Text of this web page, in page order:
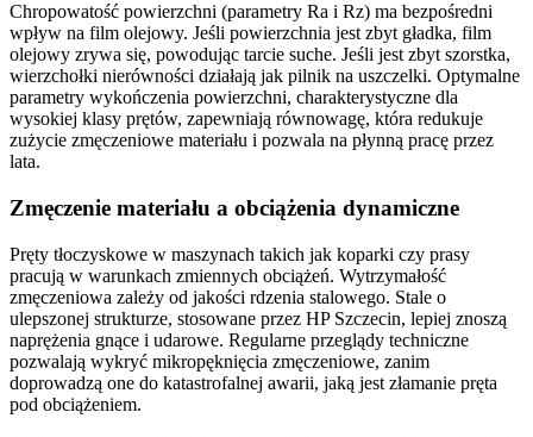
Chropowatość powierzchni (parametry Ra i Rz) ma bezpośredni
wpływ na film olejowy. Jeśli powierzchnia jest zbyt gładka, film
olejowy zrywa się, powodując tarcie suche. Jeśli jest zbyt szorstka,
wierzchołki nierówności działają jak pilnik na uszczelki. Optymalne
parametry wykończenia powierzchni, charakterystyczne dla
wysokiej klasy prętów, zapewniają równowagę, która redukuje
zużycie zmęczeniowe materiału i pozwala na płynną pracę przez
lata.
Zmęczenie materiału a obciążenia dynamiczne
Pręty tłoczyskowe w maszynach takich jak koparki czy prasy
pracują w warunkach zmiennych obciążeń. Wytrzymałość
zmęczeniowa zależy od jakości rdzenia stalowego. Stale o
ulepszonej strukturze, stosowane przez HP Szczecin, lepiej znoszą
naprężenia gnące i udarowe. Regularne przeglądy techniczne
pozwalają wykryć mikropęknięcia zmęczeniowe, zanim
doprowadzą one do katastrofalnej awarii, jaką jest złamanie pręta
pod obciążeniem.